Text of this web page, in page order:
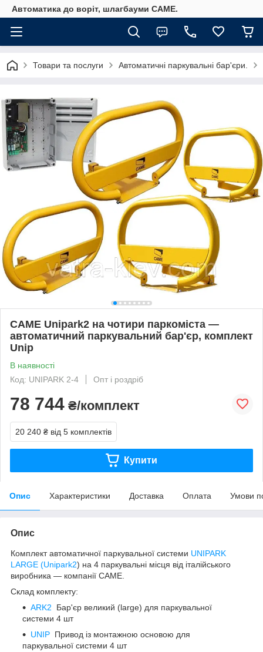
Автоматика до воріт, шлагбауми CAME.
Товари та послуги Автоматичні паркувальні бар'єри.
CAME Unipark2 на чотири паркоміста —
автоматичний паркувальний бар'єр, комплект
Unip
В наявності
Код: UNIPARK 2-4
Опт і роздріб
78 744 ₴/комплект
20 240 ₴ від 5 комплектів
Купити
Опис Характеристики Доставка Оплата Умови
Опис
Комплект автоматичної паркувальної системи UNIPARK
LARGE (Unipark2) на 4 паркувальні місця від італійського
виробника — компанії CAME.
Склад комплекту:
ARK2 Бар'єр великий (large) для паркувальної
системи 4 шт
UNIP Привод із монтажною основою для
паркувальної системи 4 шт